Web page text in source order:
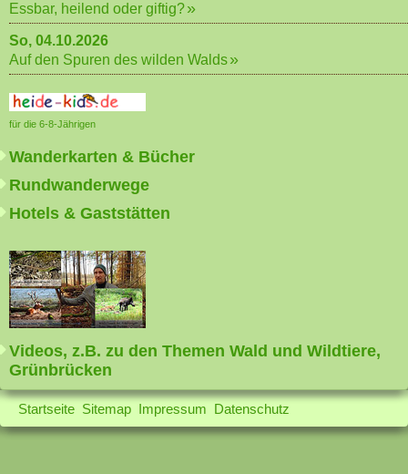
Essbar, heilend oder giftig?
So, 04.10.2026
Auf den Spuren des wilden Walds
für die 6-8-Jährigen
Wanderkarten & Bücher
Rundwanderwege
Hotels & Gaststätten
Videos, z.B. zu den Themen Wald und Wildtiere,
Grünbrücken
Startseite Sitemap Impressum Datenschutz